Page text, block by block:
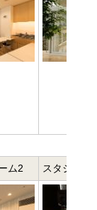
ム2 スタジオ